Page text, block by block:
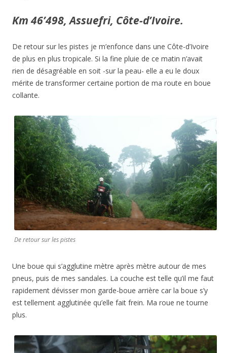
Km 46’498, Assuefri, Côte-d’Ivoire.
De retour sur les pistes je m’enfonce dans une Côte-d’Ivoire
de plus en plus tropicale. Si la fine pluie de ce matin n’avait
rien de désagréable en soit -sur la peau- elle a eu le doux
mérite de transformer certaine portion de ma route en boue
collante.
De retour sur les pistes
Une boue qui s’agglutine mètre après mètre autour de mes
pneus, puis de mes sandales. La couche est telle qu’il me faut
rapidement dévisser mon garde-boue arrière car la boue s’y
est tellement agglutinée qu’elle fait frein. Ma roue ne tourne
plus.